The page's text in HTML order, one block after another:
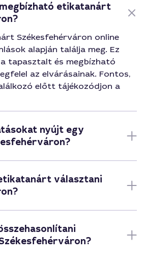
etikatanárt
Székesfehérváron online
alapján találja meg. Ez
tapasztalt és megbízható
az elvárásainak. Fontos,
előtt tájékozódjon a
nyújt egy
választani